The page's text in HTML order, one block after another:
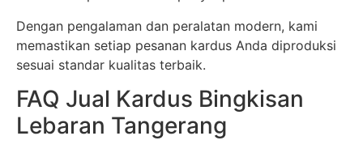
Dengan pengalaman dan peralatan modern, kami
memastikan setiap pesanan kardus Anda diproduksi
sesuai standar kualitas terbaik.
FAQ Jual Kardus Bingkisan
Lebaran Tangerang